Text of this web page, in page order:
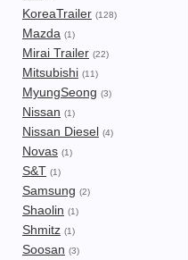
KoreaTrailer (128)
Mazda (1)
Mirai Trailer (22)
Mitsubishi (11)
MyungSeong (3)
Nissan (1)
Nissan Diesel (4)
Novas (1)
S&T (1)
Samsung (2)
Shaolin (1)
Shmitz (1)
Soosan (3)